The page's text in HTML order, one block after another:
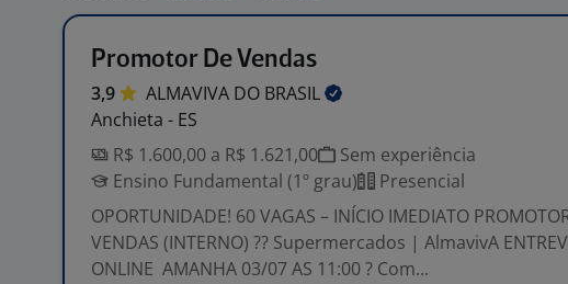
Promotor De Vendas
3,9 ALMAVIVA DO BRASIL
Anchieta - ES
R$ 1.600,00 a R$ 1.621,00
Sem experiência
Ensino Fundamental (1º grau)
Presencial
OPORTUNIDADE! 60 VAGAS – INÍCIO IMEDIATO
VENDAS (INTERNO) ?? Supermercados | AlmavivA
ONLINE AMANHA 03/07 AS 11:00 ? Com...